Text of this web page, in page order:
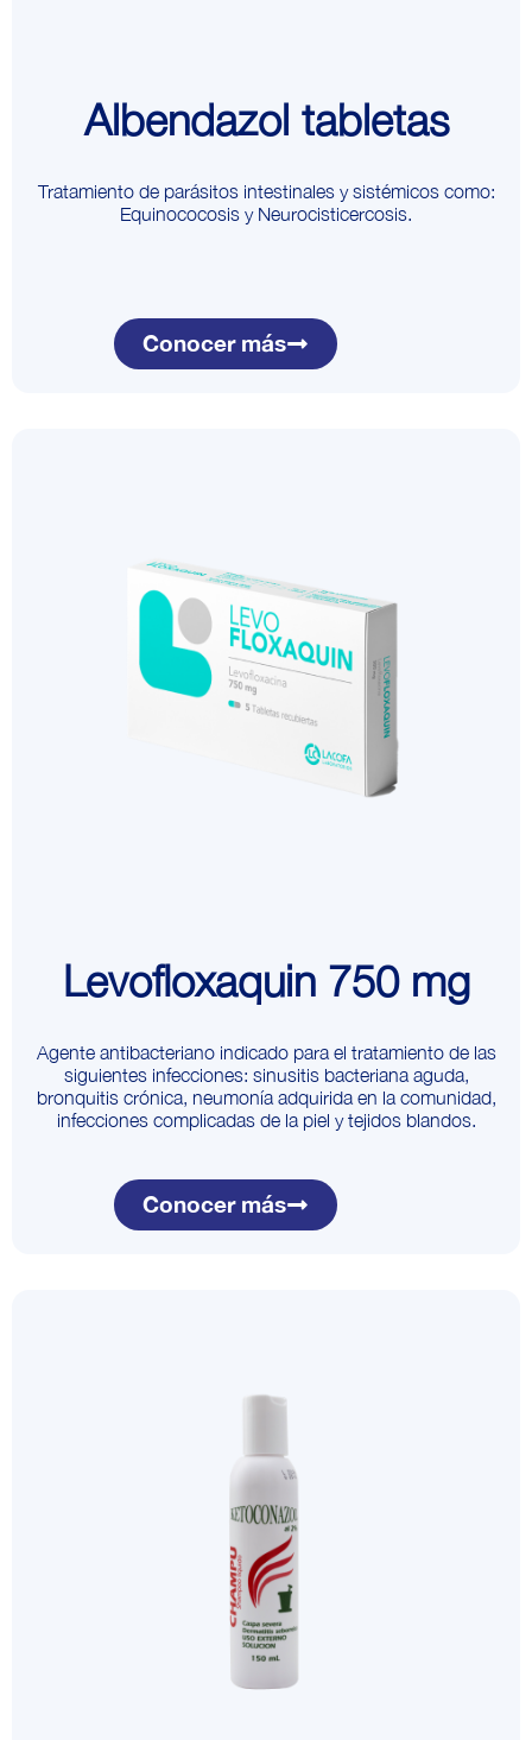
Albendazol tabletas
Tratamiento de parásitos intestinales y sistémicos como:
Equinococosis y Neurocisticercosis.
Conocer más
Levofloxaquin 750 mg
Agente antibacteriano indicado para el tratamiento de las
siguientes infecciones: sinusitis bacteriana aguda,
bronquitis crónica, neumonía adquirida en la comunidad,
infecciones complicadas de la piel y tejidos blandos.
Conocer más